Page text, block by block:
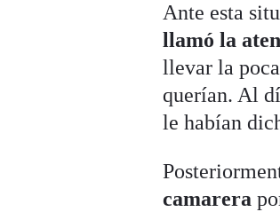
Ante esta
llamó la
llevar la
querían. Al
le habían
camarera